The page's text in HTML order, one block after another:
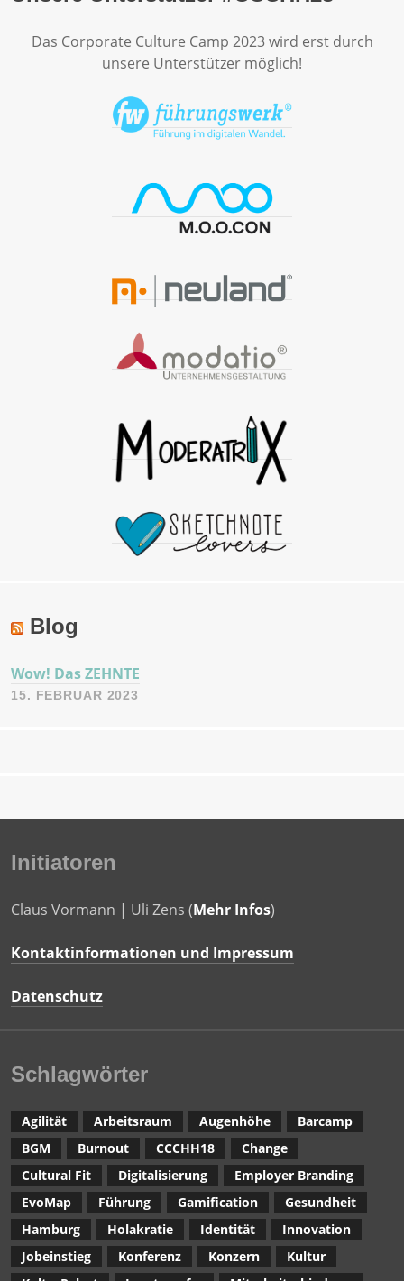
Das Corporate Culture Camp 2023 wird erst durch
unsere Unterstützer möglich!
Blog
Wow! Das ZEHNTE
15. FEBRUAR 2023
Initiatoren
Claus Vormann | Uli Zens (Mehr Infos)
Kontaktinformationen und Impressum
Datenschutz
Schlagwörter
Agilität Arbeitsraum Augenhöhe
Barcamp
BGM
Burnout CCCHH18
Change
Cultural Fit
Digitalisierung
Employer Branding
EvoMap
Führung Gamification
Gesundheit
Hamburg
Holakratie Identität
Innovation
Jobeinstieg
Konferenz Konzern
Kultur